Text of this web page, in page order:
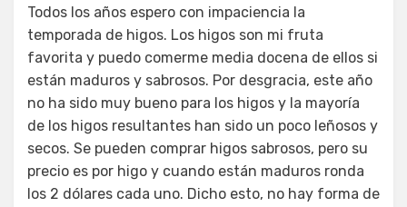
Todos los años espero con impaciencia la
temporada de higos. Los higos son mi fruta
favorita y puedo comerme media docena de ellos si
están maduros y sabrosos. Por desgracia, este año
no ha sido muy bueno para los higos y la mayoría
de los higos resultantes han sido un poco leñosos y
secos. Se pueden comprar higos sabrosos, pero su
precio es por higo y cuando están maduros ronda
los 2 dólares cada uno. Dicho esto, no hay forma de